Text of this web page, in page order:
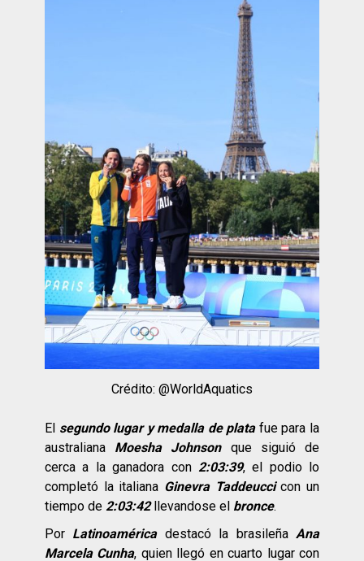
Crédito: @WorldAquatics
El segundo lugar y medalla de platafue para la
australiana Moesha Johnson
que siguió de
cerca a la ganadora con 2:03:39, el podio lo
completó la italiana Ginevra Taddeuccicon un
tiempo de 2:03:42llevandose el bronce.
Por Latinoamérica destacó la brasileña Ana
Marcela Cunha, quien llegó en cuarto lugar con